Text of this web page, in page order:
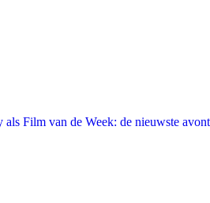
Film van de Week: de nieuwste